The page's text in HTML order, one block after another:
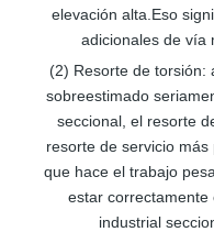
elevación alta.Eso
adicionales de vía
(2) Resorte de torsión:
sobreestimado
seccional, el resorte
resorte de servicio
que hace el trabajo
estar correctamente
industrial